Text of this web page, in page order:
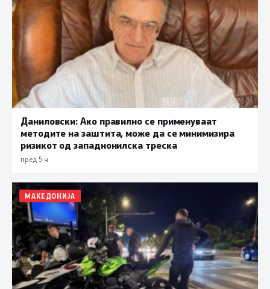
Даниловски: Ако правилно се применуваат
методите на заштита, може да се минимизира
ризикот од западнонилска треска
пред 5 ч.
МАКЕДОНИЈА